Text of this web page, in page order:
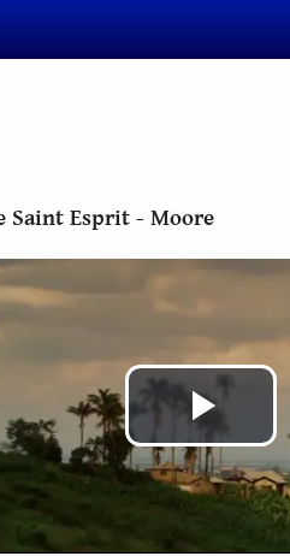
Saint Esprit - Moore
vidéo
Lire
la